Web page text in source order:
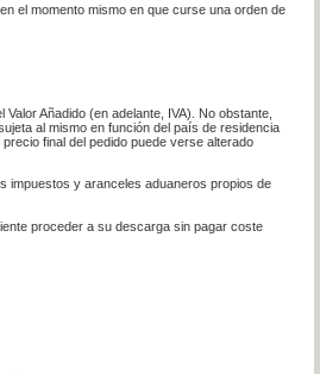
el momento mismo en que curse una orden de
Añadido (en adelante, IVA). No obstante,
al mismo en función del país de residencia
final del pedido puede verse alterado
impuestos y aranceles aduaneros propios de
proceder a su descarga sin pagar coste